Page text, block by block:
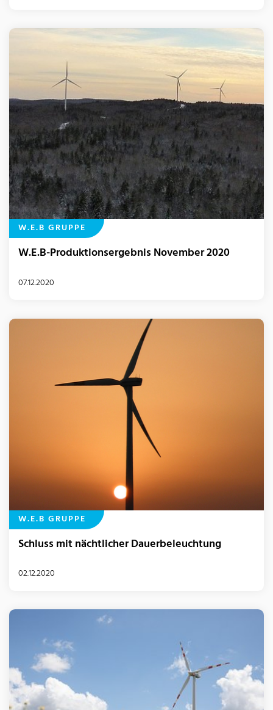
W.E.B GRUPPE
W.E.B-Produktionsergebnis November 2020
07.12.2020
W.E.B GRUPPE
Schluss mit nächtlicher Dauerbeleuchtung
02.12.2020